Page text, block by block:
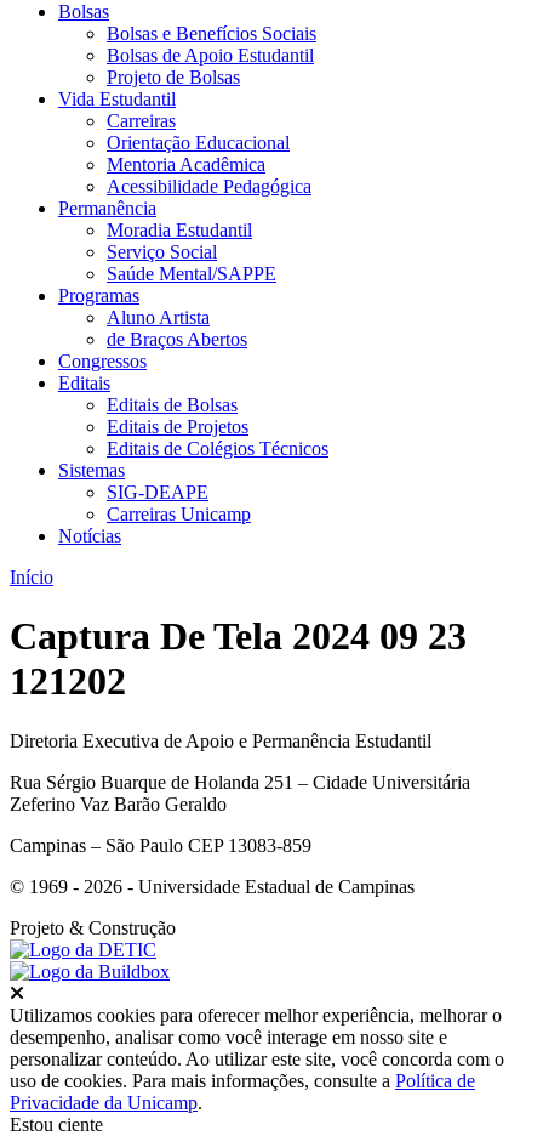
Bolsas
Bolsas e Benefícios Sociais
Bolsas de Apoio Estudantil
Projeto de Bolsas
Vida Estudantil
Carreiras
Orientação Educacional
Mentoria Acadêmica
Acessibilidade Pedagógica
Permanência
Moradia Estudantil
Serviço Social
Saúde Mental/SAPPE
Programas
Aluno Artista
de Braços Abertos
Congressos
Editais
Editais de Bolsas
Editais de Projetos
Editais de Colégios Técnicos
Sistemas
SIG-DEAPE
Carreiras Unicamp
Notícias
Início
Captura De Tela 2024 09 23
121202
Diretoria Executiva de Apoio e Permanência Estudantil
Rua Sérgio Buarque de Holanda 251 – Cidade Universitária
Zeferino Vaz Barão Geraldo
Campinas – São Paulo CEP 13083-859
© 1969 - 2026 - Universidade Estadual de Campinas
Projeto & Construção
Utilizamos cookies para oferecer melhor experiência, melhorar o
desempenho, analisar como você interage em nosso site e
personalizar conteúdo. Ao utilizar este site, você concorda com o
uso de cookies. Para mais informações, consulte a Política de
Privacidade da Unicamp.
Estou ciente